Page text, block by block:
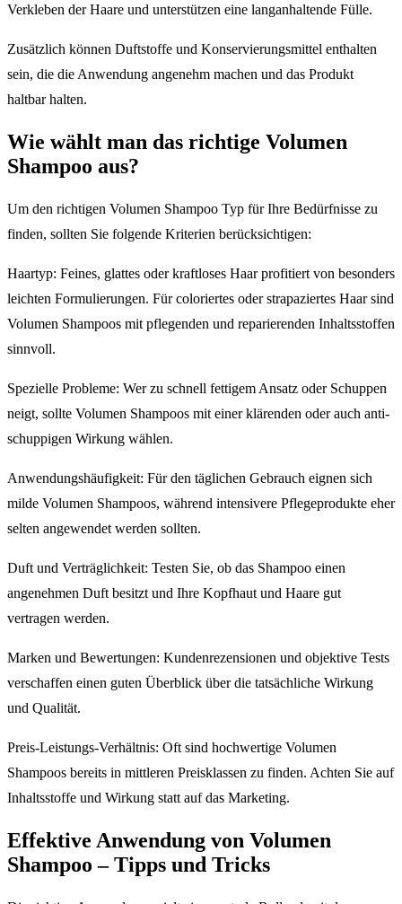
Verkleben der Haare und unterstützen eine langanhaltende Fülle.
Zusätzlich können Duftstoffe und Konservierungsmittel enthalten
sein, die die Anwendung angenehm machen und das Produkt
haltbar halten.
Wie wählt man das richtige Volumen
Shampoo aus?
Um den richtigen Volumen Shampoo Typ für Ihre Bedürfnisse zu
finden, sollten Sie folgende Kriterien berücksichtigen:
Haartyp: Feines, glattes oder kraftloses Haar profitiert von besonders
leichten Formulierungen. Für coloriertes oder strapaziertes Haar sind
Volumen Shampoos mit pflegenden und reparierenden Inhaltsstoffen
sinnvoll.
Spezielle Probleme: Wer zu schnell fettigem Ansatz oder Schuppen
neigt, sollte Volumen Shampoos mit einer klärenden oder auch anti-
schuppigen Wirkung wählen.
Anwendungshäufigkeit: Für den täglichen Gebrauch eignen sich
milde Volumen Shampoos, während intensivere Pflegeprodukte eher
selten angewendet werden sollten.
Duft und Verträglichkeit: Testen Sie, ob das Shampoo einen
angenehmen Duft besitzt und Ihre Kopfhaut und Haare gut
vertragen werden.
Marken und Bewertungen: Kundenrezensionen und objektive Tests
verschaffen einen guten Überblick über die tatsächliche Wirkung
und Qualität.
Preis-Leistungs-Verhältnis: Oft sind hochwertige Volumen
Shampoos bereits in mittleren Preisklassen zu finden. Achten Sie auf
Inhaltsstoffe und Wirkung statt auf das Marketing.
Effektive Anwendung von Volumen
Shampoo – Tipps und Tricks